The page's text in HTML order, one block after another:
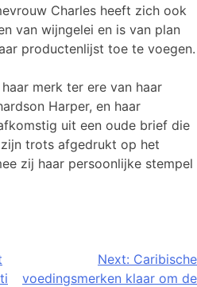
Charles heeft zich ook
van wijngelei en is van plan
productenlijst toe te voegen.
merk ter ere van haar
Harper, en haar
uit een oude brief die
zijn trots afgedrukt op het
zij haar persoonlijke stempel
Next: Caribische
voedingsmerken klaar om de